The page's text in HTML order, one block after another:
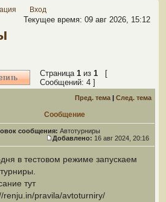
Вход
Текущее время: 09 авг 2026, 15:12
Страница 1 из 1 [
Сообщений: 4 ]
Пред. тема | След. тема
Сообщение
сообщения: Автотурниры
Добавлено: 16 авг 2024, 20:16
в тестовом режиме запускаем
тут
renju.in/pravila/avtoturniry/